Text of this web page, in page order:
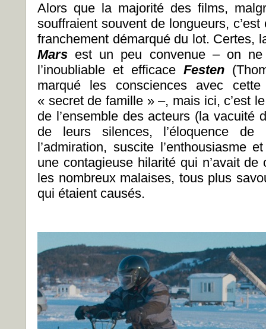
Alors que la majorité des films,
souffraient souvent de longueurs,
franchement démarqué du lot. Certes,
Mars est un peu convenue – on
l’inoubliable et efficace Festen
marqué les consciences avec
« secret de famille » –, mais ici, c’est
de l’ensemble des acteurs (la vacuité
de leurs silences, l’éloquence
l’admiration, suscite l’enthousiasme
une contagieuse hilarité qui n’avait
les nombreux malaises, tous plus
qui étaient causés.